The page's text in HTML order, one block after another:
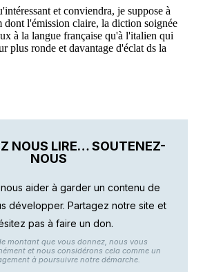
NOUS LIRE… SOUTENEZ-
NOUS
aider à garder un contenu de
développer. Partagez notre site et
pas à faire un don.
montant que vous donnez, nous vous
et nous considérons cela comme un
à poursuivre notre démarche.